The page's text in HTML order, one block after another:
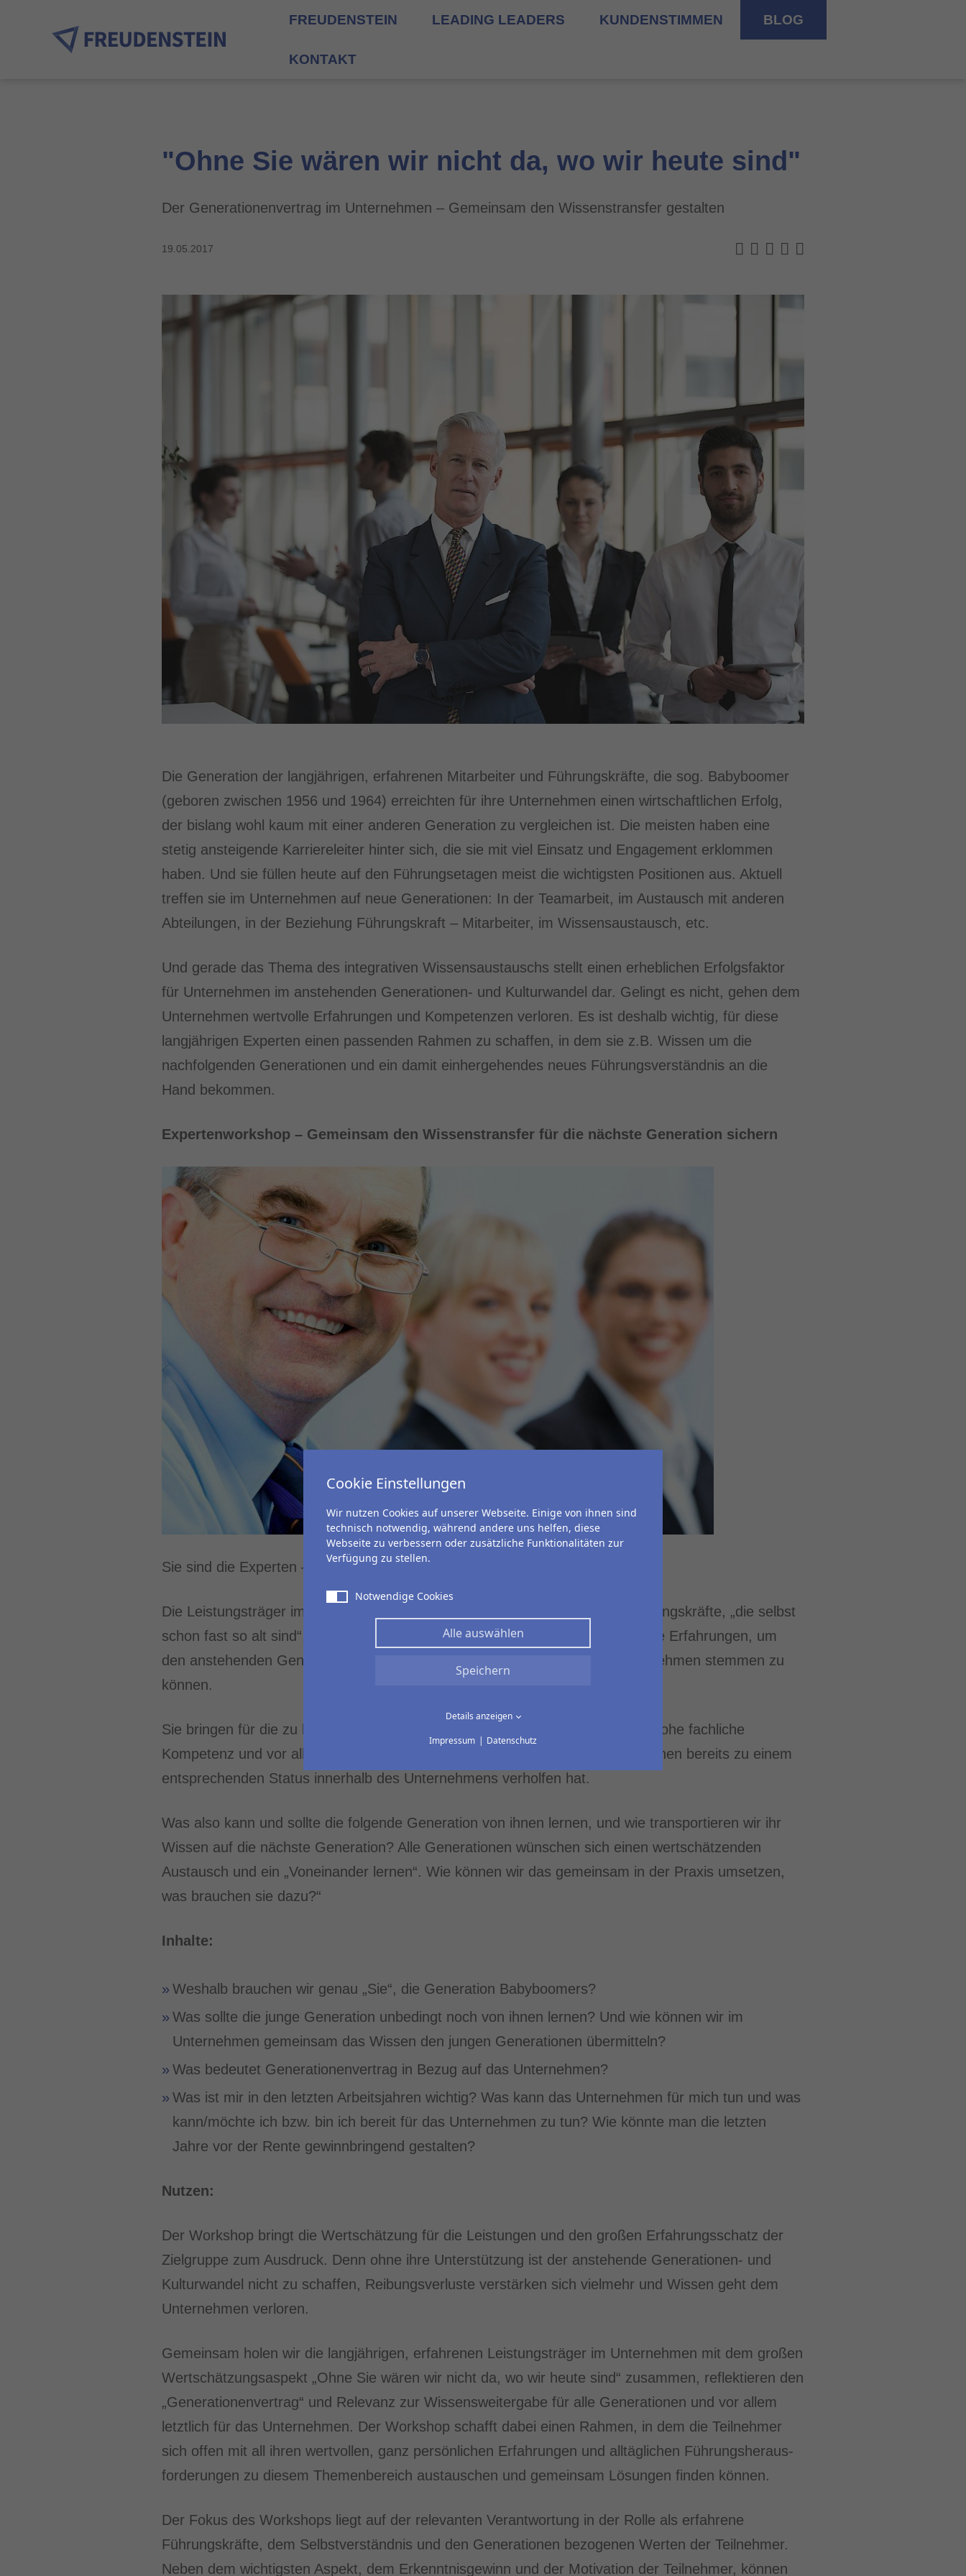
FREUDENSTEIN LEADING LEADERS KUNDENSTIMMEN BLOG
KONTAKT
"Ohne Sie wären wir nicht da, wo wir heute sind"
Der Generationenvertrag im Unternehmen – Gemeinsam den Wissenstransfer gestalten
19.05.2017
Die Generation der langjährigen, erfahrenen Mitarbeiter und Führungskräfte, die sog. Babyboomer
(geboren zwischen 1956 und 1964) erreichten für ihre Unternehmen einen wirtschaftlichen Erfolg,
der bislang wohl kaum mit einer anderen Generation zu vergleichen ist. Die meisten haben eine
stetig ansteigende Karriereleiter hinter sich, die sie mit viel Einsatz und Engagement erklommen
haben. Und sie füllen heute auf den Führungsetagen meist die wichtigsten Positionen aus. Aktuell
treffen sie im Unternehmen auf neue Generationen: In der Teamarbeit, im Austausch mit anderen
Abteilungen, in der Beziehung Führungskraft – Mitarbeiter, im Wissensaustausch, etc.
Und gerade das Thema des integrativen Wissensaustauschs stellt einen erheblichen Erfolgsfaktor
für Unternehmen im anstehenden Generationen- und Kulturwandel dar. Gelingt es nicht, gehen dem
Unternehmen wertvolle Erfahrungen und Kompetenzen verloren. Es ist deshalb wichtig, für diese
langjährigen Experten einen passenden Rahmen zu schaffen, in dem sie z.B. Wissen um die
nachfolgenden Generationen und ein damit einhergehendes neues Führungsverständnis an die
Hand bekommen.
Expertenworkshop – Gemeinsam den Wissenstransfer für die nächste Generation sichern
Sie sind die Experten – deshalb braucht ihr Unternehmen sie:
Die Leistungsträger im Unternehmen, die seit je her dabei sind, also alle Führungskräfte, „die selbst
schon fast so alt sind“, wie das Unternehmen. Und dazu all ihr Wissen und ihre Erfahrungen, um
den anstehenden Generationen- und einhergehenden Kulturwandel im Unternehmen stemmen zu
können.
Sie bringen für die zu lösenden Aufgaben im Unternehmen große Erfahrung, hohe fachliche
Kompetenz und vor allem detailliertes Wissen um ihr Unternehmen mit, das ihnen bereits zu einem
entsprechenden Status innerhalb des Unternehmens verholfen hat.
Was also kann und sollte die folgende Generation von ihnen lernen, und wie transportieren wir ihr
Wissen auf die nächste Generation? Alle Generationen wünschen sich einen wertschätzenden
Austausch und ein „Voneinander lernen“. Wie können wir das gemeinsam in der Praxis umsetzen,
was brauchen sie dazu?“
Inhalte:
Weshalb brauchen wir genau „Sie“, die Generation Babyboomers?
Was sollte die junge Generation unbedingt noch von ihnen lernen? Und wie können wir im
Unternehmen gemeinsam das Wissen den jungen Generationen übermitteln?
Was bedeutet Generationenvertrag in Bezug auf das Unternehmen?
Was ist mir in den letzten Arbeitsjahren wichtig? Was kann das Unternehmen für mich tun und was
kann/möchte ich bzw. bin ich bereit für das Unternehmen zu tun? Wie könnte man die letzten
Jahre vor der Rente gewinnbringend gestalten?
Nutzen:
Der Workshop bringt die Wertschätzung für die Leistungen und den großen Erfahrungsschatz der
Zielgruppe zum Ausdruck. Denn ohne ihre Unterstützung ist der anstehende Generationen- und
Kulturwandel nicht zu schaffen, Reibungsverluste verstärken sich vielmehr und Wissen geht dem
Unternehmen verloren.
Gemeinsam holen wir die langjährigen, erfahrenen Leistungsträger im Unternehmen mit dem großen
Wertschätzungsaspekt „Ohne Sie wären wir nicht da, wo wir heute sind“ zusammen, reflektieren den
„Generationen­vertrag“ und Relevanz zur Wissensweitergabe für alle Generationen und vor allem
letztlich für das Unternehmen. Der Workshop schafft dabei einen Rahmen, in dem die Teilnehmer
sich offen mit all ihren wertvollen, ganz persönlichen Erfahrungen und alltäglichen Führungsheraus­
for­derungen zu diesem Themenbereich austauschen und gemeinsam Lösungen finden können.
Der Fokus des Workshops liegt auf der relevanten Verantwortung in der Rolle als erfahrene
Führungskräfte, dem Selbstverständnis und den Generationen bezogenen Werten der Teilnehmer.
Neben dem wichtigsten Aspekt, dem Erkenntnisgewinn und der Motivation der Teilnehmer, können
Cookie Einstellungen
Wir nutzen Cookies auf unserer Webseite. Einige von ihnen sind
technisch notwendig, während andere uns helfen, diese
Webseite zu verbessern oder zusätzliche Funktionalitäten zur
Verfügung zu stellen.
Notwendige Cookies
Alle auswählen
Speichern
Details anzeigen
Impressum
Datenschutz